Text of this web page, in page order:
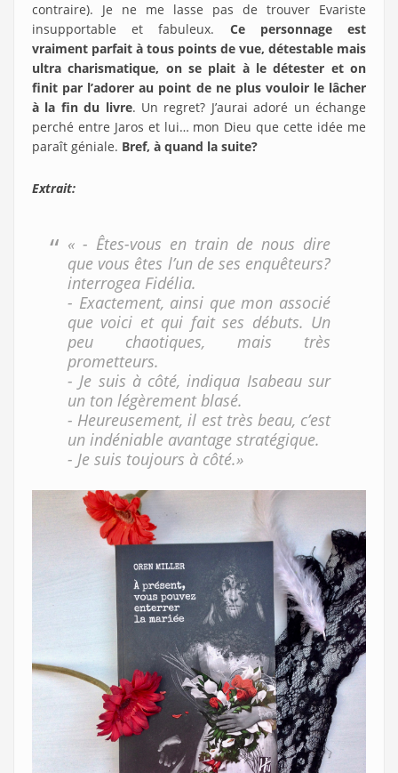
contraire). Je ne me lasse pas de trouver Evariste
insupportable et fabuleux. Ce personnage est
vraiment parfait à tous points de vue, détestable mais
ultra charismatique, on se plait à le détester et on
finit par l’adorer au point de ne plus vouloir le lâcher
à la fin du livre. Un regret? J’aurai adoré un échange
perché entre Jaros et lui… mon Dieu que cette idée me
paraît géniale. Bref, à quand la suite?
Extrait:
« - Êtes-vous en train de nous dire
que vous êtes l’un de ses enquêteurs?
interrogea Fidélia.
- Exactement, ainsi que mon associé
que voici et qui fait ses débuts. Un
peu chaotiques, mais très
prometteurs.
- Je suis à côté, indiqua Isabeau sur
un ton légèrement blasé.
- Heureusement, il est très beau, c’est
un indéniable avantage stratégique.
- Je suis toujours à côté.»